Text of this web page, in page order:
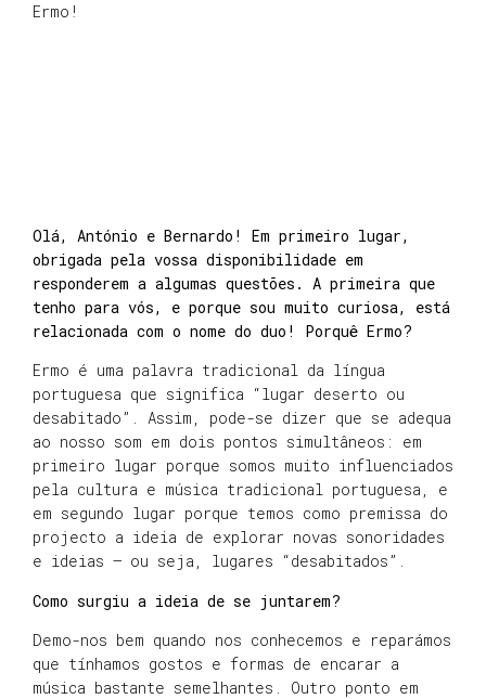
Ermo!
Olá, António e Bernardo! Em primeiro lugar,
obrigada pela vossa disponibilidade em
responderem a algumas questões. A primeira que
tenho para vós, e porque sou muito curiosa, está
relacionada com o nome do duo! Porquê Ermo?
Ermo é uma palavra tradicional da língua
portuguesa que significa “lugar deserto ou
desabitado”. Assim, pode-se dizer que se adequa
ao nosso som em dois pontos simultâneos: em
primeiro lugar porque somos muito influenciados
pela cultura e música tradicional portuguesa, e
em segundo lugar porque temos como premissa do
projecto a ideia de explorar novas sonoridades
e ideias – ou seja, lugares “desabitados”.
Como surgiu a ideia de se juntarem?
Demo-nos bem quando nos conhecemos e reparámos
que tínhamos gostos e formas de encarar a
música bastante semelhantes. Outro ponto em